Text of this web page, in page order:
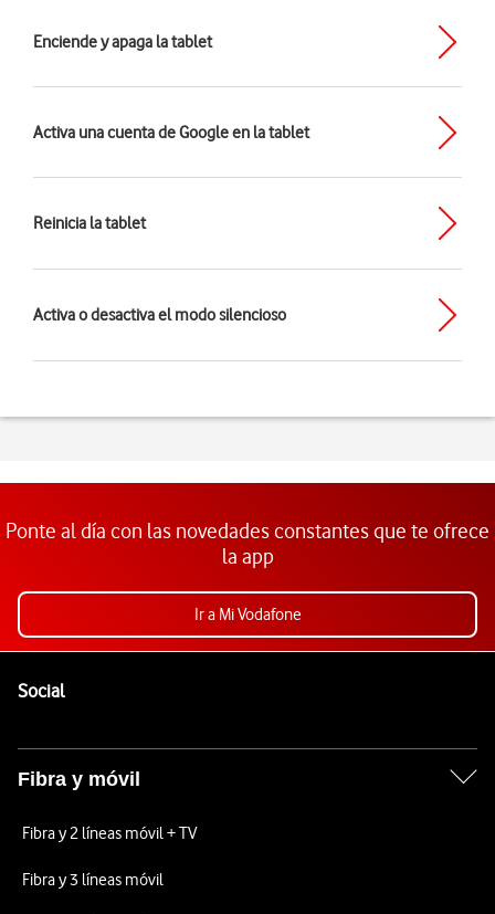
Enciende y apaga la tablet
Activa una cuenta de Google en la tablet
Reinicia la tablet
Activa o desactiva el modo silencioso
Ponte al día con las novedades constantes que te ofrece
la app
Ir a Mi Vodafone
SocialEnlaces a las redes sociales de Vodafone
Fibra y móvil
Fibra y 2 líneas móvil + TV
Fibra y 3 líneas móvil